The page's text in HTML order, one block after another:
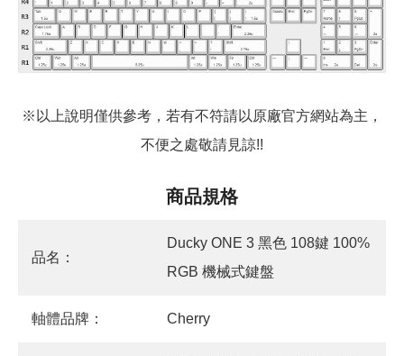
※以上說明僅供參考，若有不符請以原廠官方網站為主，
不便之處敬請見諒!!
商品規格
品名：
Ducky ONE 3 黑色 108鍵 100%
RGB 機械式鍵盤
軸體品牌： Cherry